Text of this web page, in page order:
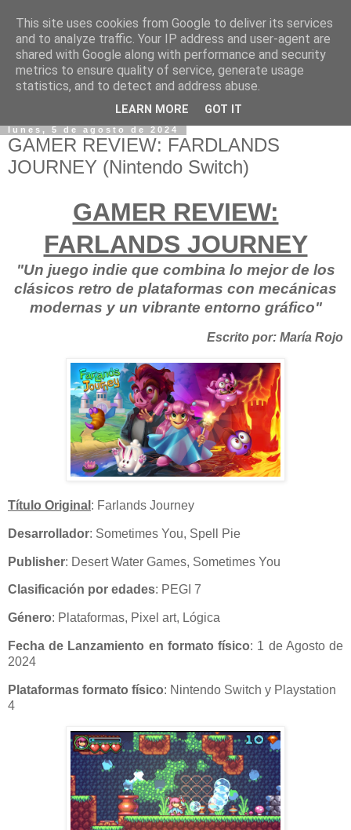
lunes, 5 de agosto de 2024
GAMER REVIEW: FARDLANDS
JOURNEY (Nintendo Switch)
GAMER REVIEW:
FARLANDS JOURNEY
"Un juego indie que combina lo mejor de los
clásicos retro de plataformas con mecánicas
modernas y un vibrante entorno gráfico"
Escrito por: María Rojo
Título Original : Farlands Journey
Desarrollador: Sometimes You, Spell Pie
Publisher: Desert Water Games, Sometimes You
Clasificación por edades: PEGI 7
Género: Plataformas, Pixel art, Lógica
Fecha de Lanzamiento en formato físico: 1 de Agosto de
2024
Plataformas formato físico: Nintendo Switch y Playstation
4
This site uses cookies from Google to deliver its services
and to analyze traffic. Your IP address and user-agent are
shared with Google along with performance and security
metrics to ensure quality of service, generate usage
statistics, and to detect and address abuse.
LEARN MORE GOT IT